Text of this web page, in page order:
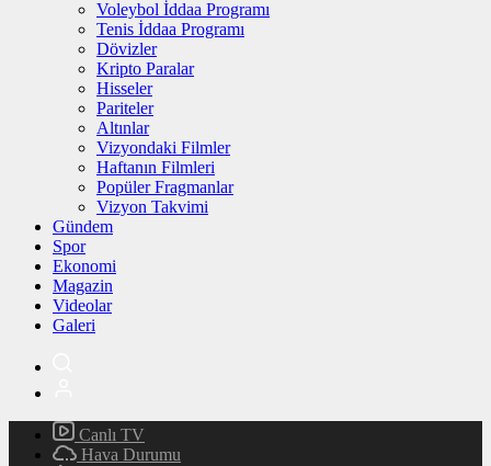
Voleybol İddaa Programı
Tenis İddaa Programı
Dövizler
Kripto Paralar
Hisseler
Pariteler
Altınlar
Vizyondaki Filmler
Haftanın Filmleri
Popüler Fragmanlar
Vizyon Takvimi
Gündem
Spor
Ekonomi
Magazin
Videolar
Galeri
Canlı TV
Hava Durumu